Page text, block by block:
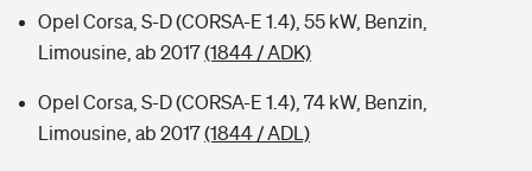
Opel Corsa, S-D (CORSA-E 1.4), 55 kW, Benzin,
Limousine, ab 2017(1844 / ADK)
Opel Corsa, S-D (CORSA-E 1.4), 74 kW, Benzin,
Limousine, ab 2017(1844 / ADL)